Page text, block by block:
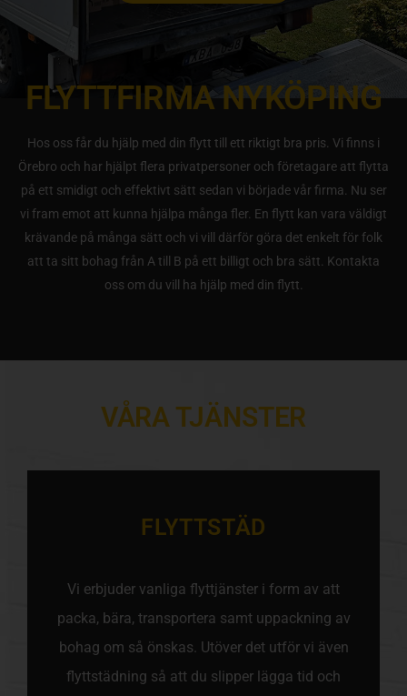
FLYTTFIRMA NYKÖPING
Hos oss får du hjälp med din flytt till ett riktigt bra pris. Vi finns i
Örebro och har hjälpt flera privatpersoner och företagare att flytta
på ett smidigt och effektivt sätt sedan vi började vår firma. Nu ser
vi fram emot att kunna hjälpa många fler. En flytt kan vara väldigt
krävande på många sätt och vi vill därför göra det enkelt för folk
att ta sitt bohag från A till B på ett billigt och bra sätt. Kontakta
oss om du vill ha hjälp med din flytt.
VÅRA TJÄNSTER
FLYTTSTÄD
Vi erbjuder vanliga flyttjänster i form av att
packa, bära, transportera samt uppackning av
bohag om så önskas. Utöver det utför vi även
flyttstädning så att du slipper lägga tid och